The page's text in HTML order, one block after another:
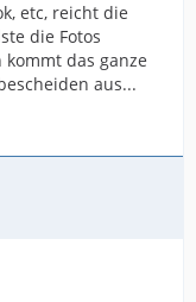
etc, reicht die
die Fotos
das ganze
aus...